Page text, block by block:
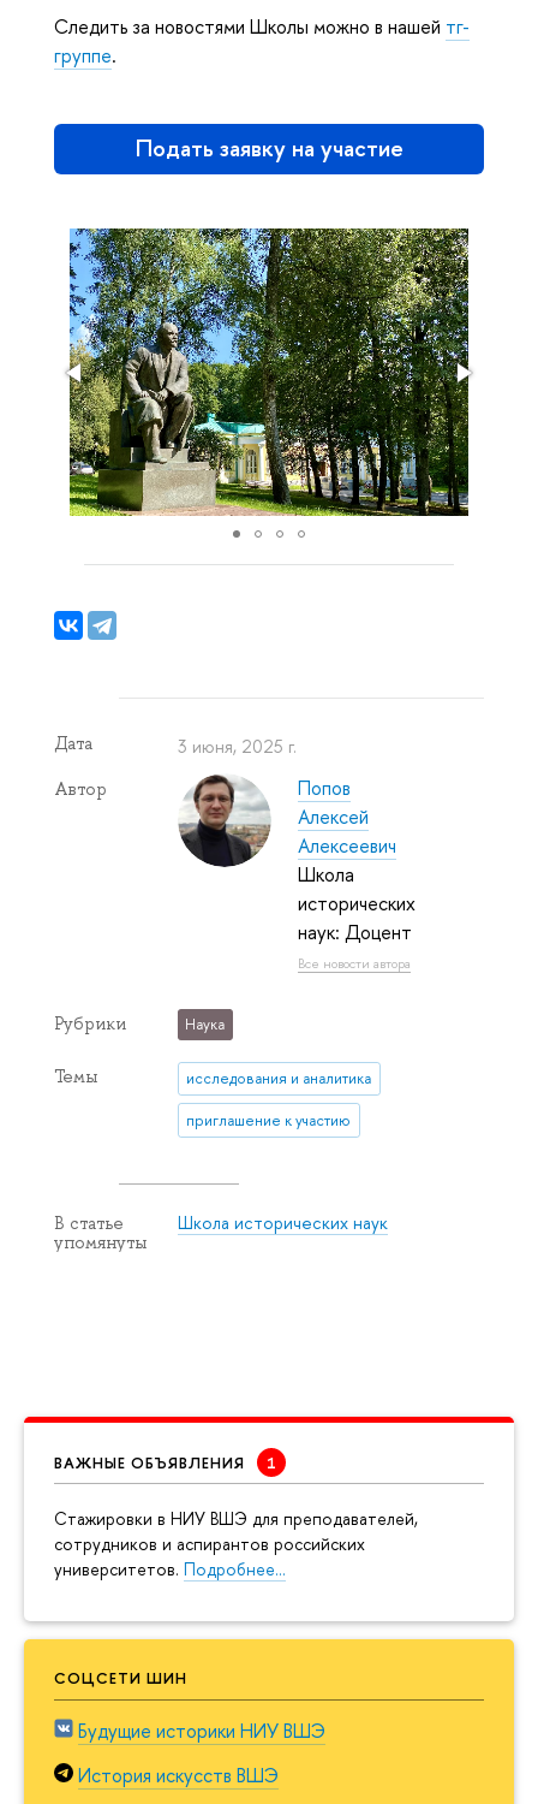
ВАЖНЫЕ ОБЪЯВЛЕНИЯ
Cтажировки в НИУ ВШЭ для преподавателей,
сотрудников и аспирантов российских
университетов. Подробнее…
СОЦСЕТИ ШИН
Будущие историки НИУ ВШЭ
История искусств ВШЭ
Следить за новостями Школы можно в нашей тг-
группе.
Подать заявку на участие
Дата 3 июня, 2025 г.
Автор
Попов
Алексей
Алексеевич
Школа
исторических
наук: Доцент
Все новости автора
Рубрики Наука
Темы исследования и аналитика
приглашение к участию
В статье
упомянуты
Школа исторических наук